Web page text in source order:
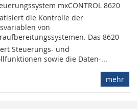
mxCONTROL 8620
die Kontrolle der
von
Das 8620
Steuerungs- und
sowie die Daten-...
mehr